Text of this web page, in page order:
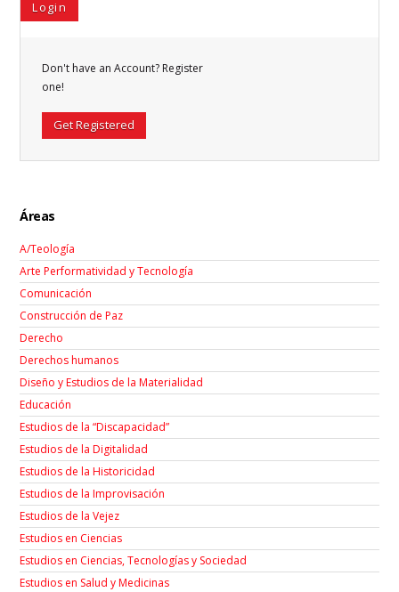
Don't have an Account? Register
one!
Get Registered
Áreas
A/Teología
Arte Performatividad y Tecnología
Comunicación
Construcción de Paz
Derecho
Derechos humanos
Diseño y Estudios de la Materialidad
Educación
Estudios de la “Discapacidad”
Estudios de la Digitalidad
Estudios de la Historicidad
Estudios de la Improvisación
Estudios de la Vejez
Estudios en Ciencias
Estudios en Ciencias, Tecnologías y Sociedad
Estudios en Salud y Medicinas